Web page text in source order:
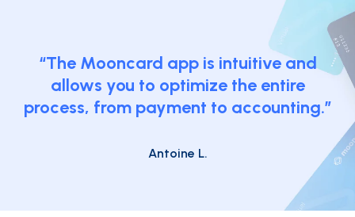
“The Mooncard app is intuitive and
allows you to optimize the entire
process, from payment to accounting.”
Antoine L.